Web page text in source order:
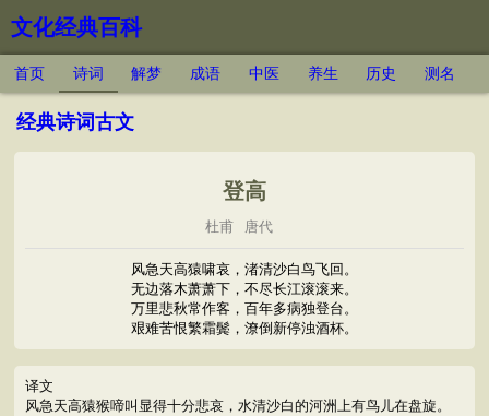
文化经典百科
首页 诗词 解梦 成语 中医 养生 历史 测名
经典诗词古文
登高
杜甫 唐代
风急天高猿啸哀，渚清沙白鸟飞回。
无边落木萧萧下，不尽长江滚滚来。
万里悲秋常作客，百年多病独登台。
艰难苦恨繁霜鬓，潦倒新停浊酒杯。
译文
风急天高猿猴啼叫显得十分悲哀，水清沙白的河洲上有鸟儿在盘旋。